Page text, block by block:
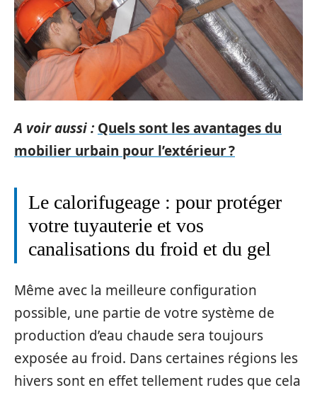
A voir aussi : Quels sont les avantages du
mobilier urbain pour l’extérieur ?
Le calorifugeage : pour protéger
votre tuyauterie et vos
canalisations du froid et du gel
Même avec la meilleure configuration
possible, une partie de votre système de
production d’eau chaude sera toujours
exposée au froid. Dans certaines régions les
hivers sont en effet tellement rudes que cela